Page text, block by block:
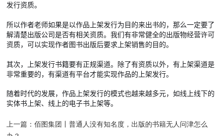
发行资质。
所以作者老师如果是以作品上架发行为目的来出书的，那么一定要了
解清楚出版公司是否有相关资质。我们有非常健全的出版物经营许可
资质，可以实现作者图书出版后要求上架销售的目的。
其次，上架发行书籍要有正规渠道。除了有资质以外，有上架渠道是
非常重要的，有渠道有平台才能实现作品的上架发行。
随着时代的发展，作品上架发行的模式也越来越多元，如线上线下的
实体书上架、线上的电子书上架等。
上一篇：佰图集团丨普通人没有知名度，出版的书籍无人问津怎么